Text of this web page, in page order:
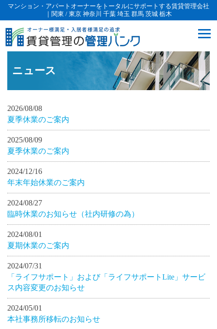
マンション・アパートオーナーをトータルにサポートする賃貸管理会社
｜関東 / 東京 神奈川 千葉 埼玉 群馬 茨城 栃木
ニュース
2026/08/08
夏季休業のご案内
2025/08/09
夏季休業のご案内
2024/12/16
年末年始休業のご案内
2024/08/27
臨時休業のお知らせ（社内研修の為）
2024/08/01
夏期休業のご案内
2024/07/31
「ライフサポート」および「ライフサポートLite」サービ
ス内容変更のお知らせ
2024/05/01
本社事務所移転のお知らせ